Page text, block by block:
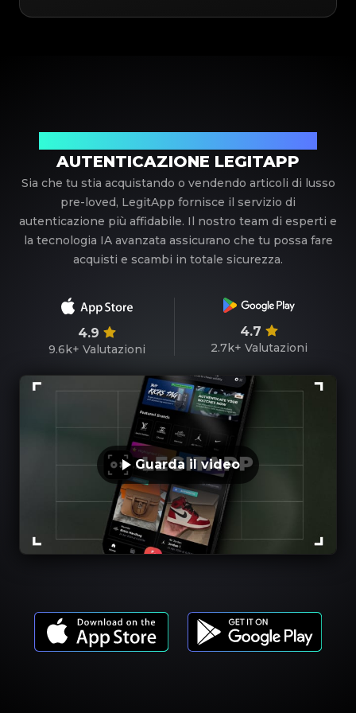
AUTENTICAZIONE LEGITAPP
Sia che tu stia acquistando o vendendo articoli di lusso
pre-loved, LegitApp fornisce il servizio di
autenticazione più affidabile. Il nostro team di esperti e
la tecnologia IA avanzata assicurano che tu possa fare
acquisti e scambi in totale sicurezza.
4.9
9.6k+ Valutazioni
4.7
2.7k+ Valutazioni
Guarda il video